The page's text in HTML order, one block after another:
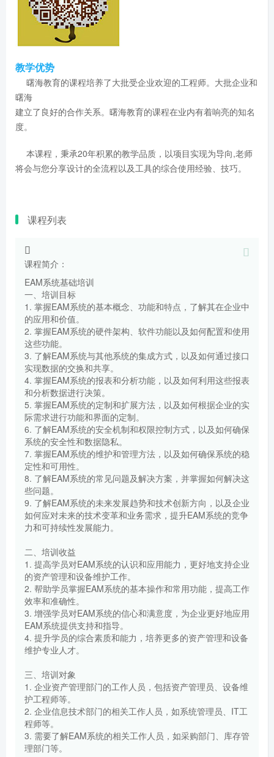
教学优势
曙海教育的课程培养了大批受企业欢迎的工程师。大批企业和
曙海
建立了良好的合作关系。曙海教育的课程在业内有着响亮的知名
度。
本课程，秉承20年积累的教学品质，以项目实现为导向,老师
将会与您分享设计的全流程以及工具的综合使用经验、技巧。
课程列表
课程简介：
EAM系统基础培训
一、培训目标
1. 掌握EAM系统的基本概念、功能和特点，了解其在企业中
的应用和价值。
2. 掌握EAM系统的硬件架构、软件功能以及如何配置和使用
这些功能。
3. 了解EAM系统与其他系统的集成方式，以及如何通过接口
实现数据的交换和共享。
4. 掌握EAM系统的报表和分析功能，以及如何利用这些报表
和分析数据进行决策。
5. 掌握EAM系统的定制和扩展方法，以及如何根据企业的实
际需求进行功能和界面的定制。
6. 了解EAM系统的安全机制和权限控制方式，以及如何确保
系统的安全性和数据隐私。
7. 掌握EAM系统的维护和管理方法，以及如何确保系统的稳
定性和可用性。
8. 了解EAM系统的常见问题及解决方案，并掌握如何解决这
些问题。
9. 了解EAM系统的未来发展趋势和技术创新方向，以及企业
如何应对未来的技术变革和业务需求，提升EAM系统的竞争
力和可持续性发展能力。
二、培训收益
1. 提高学员对EAM系统的认识和应用能力，更好地支持企业
的资产管理和设备维护工作。
2. 帮助学员掌握EAM系统的基本操作和常用功能，提高工作
效率和准确性。
3. 增强学员对EAM系统的信心和满意度，为企业更好地应用
EAM系统提供支持和指导。
4. 提升学员的综合素质和能力，培养更多的资产管理和设备
维护专业人才。
三、培训对象
1. 企业资产管理部门的工作人员，包括资产管理员、设备维
护工程师等。
2. 企业信息技术部门的相关工作人员，如系统管理员、IT工
程师等。
3. 需要了解EAM系统的相关工作人员，如采购部门、库存管
理部门等。